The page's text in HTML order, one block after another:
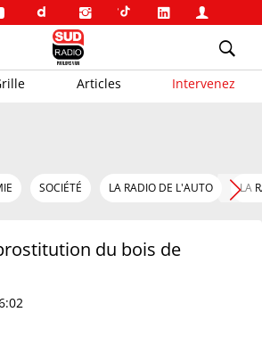
Articles Intervenez
SOCIÉTÉ LA RADIO DE L'AUTO LA
du bois de